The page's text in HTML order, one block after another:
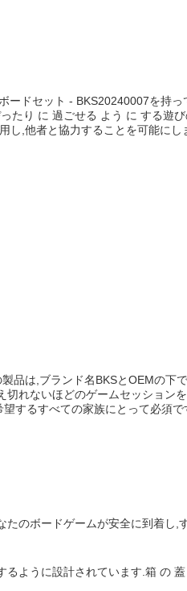
ードセット - BKS20240007を持っ
たり に 過ごせる よう に する遊
し,他者と協力することを可能に
品は,ブランド名BKSとOEMの下
れないほどのゲームセッション
するすべての家族にとって必須
のボードゲームが安全に到着し,
ように設計されています.箱 の